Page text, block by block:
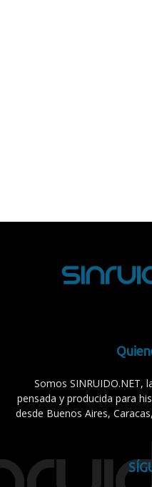
Somos SINRUIDO.NET,
pensada y producida para
desde Buenos Aires,